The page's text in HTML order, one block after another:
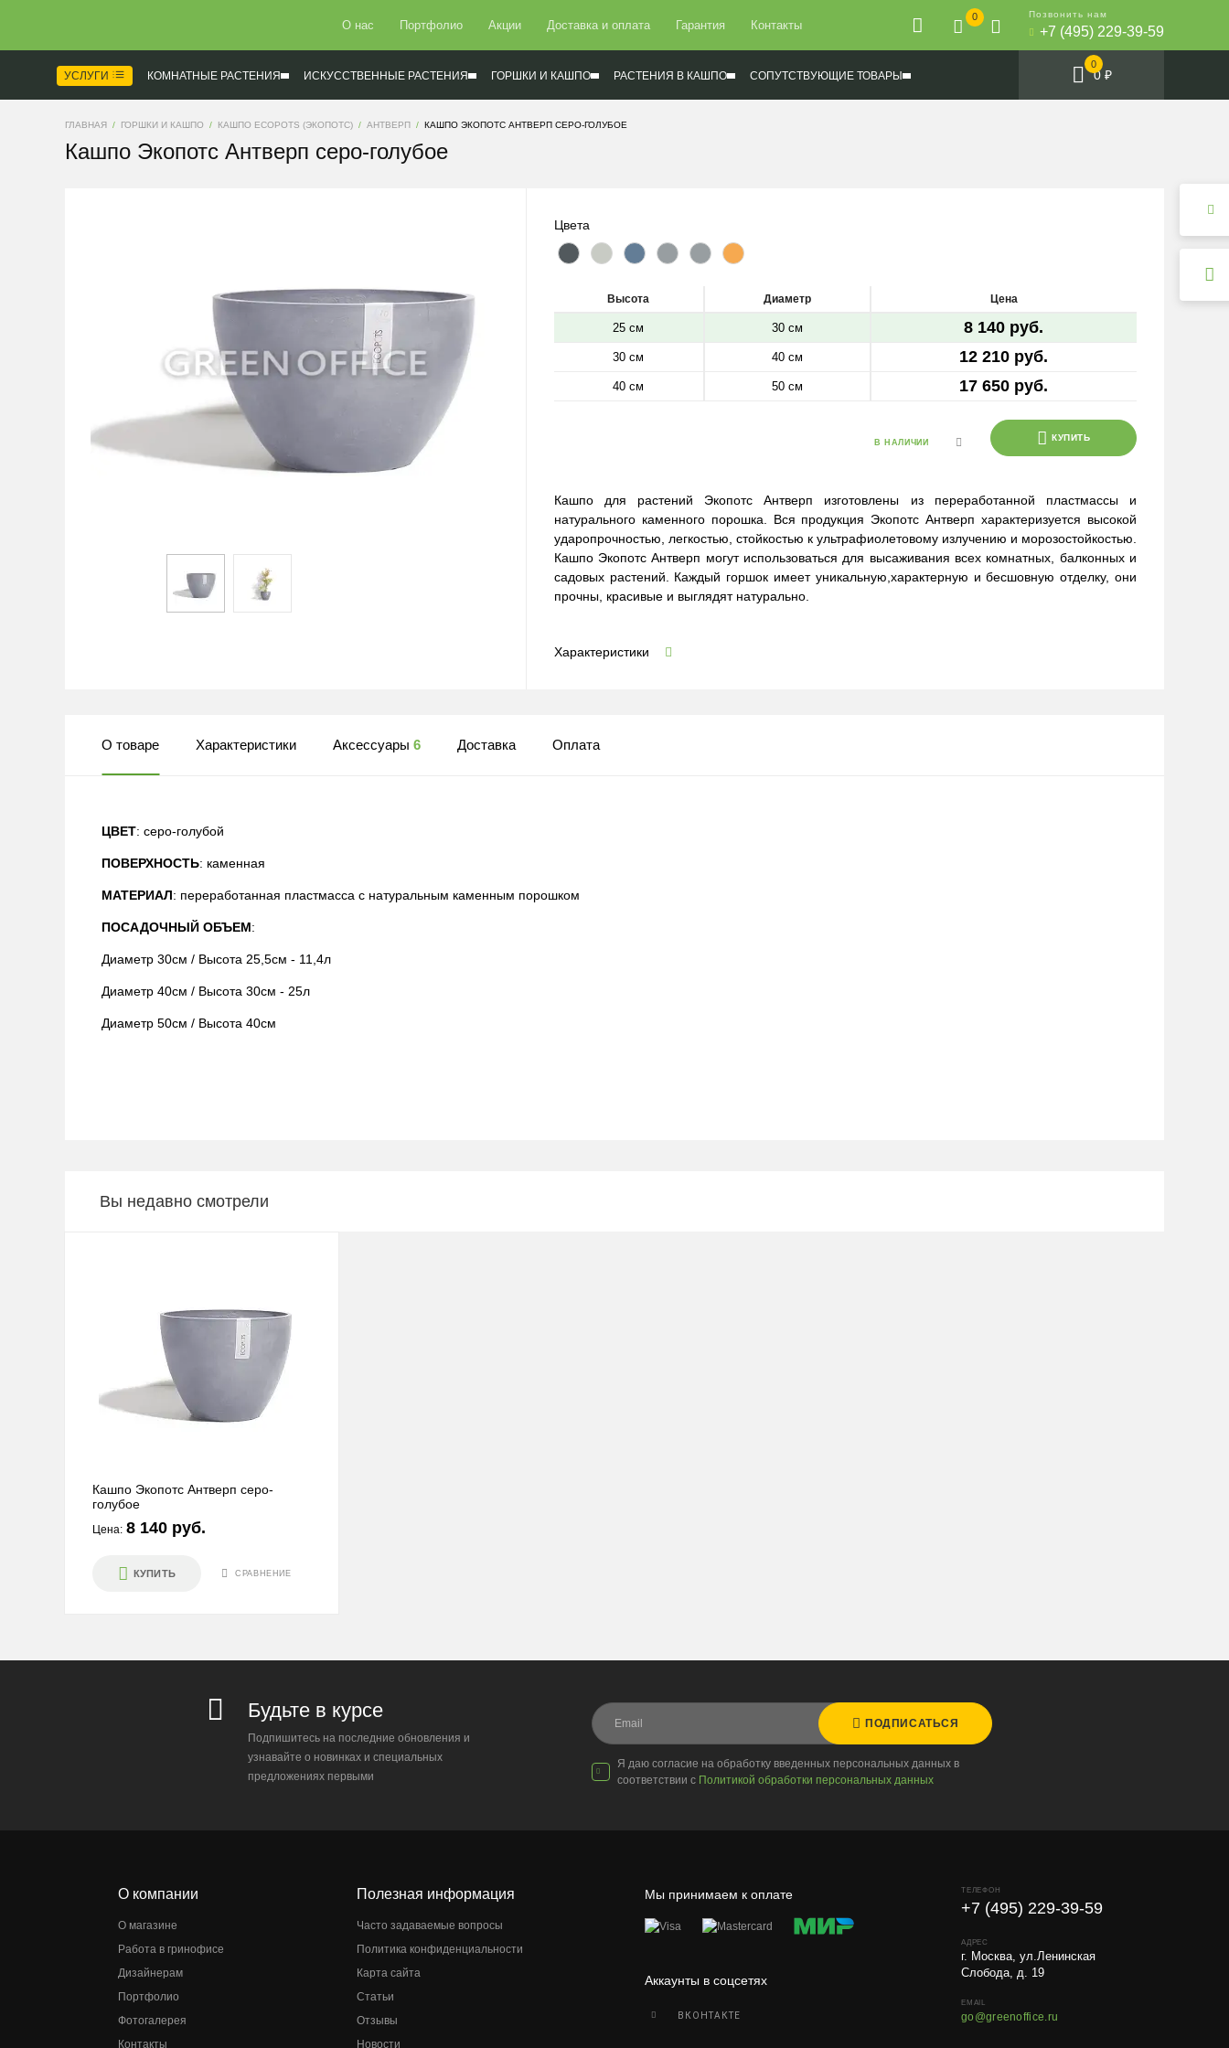
О нас Портфолио Акции Доставка и оплата Гарантия Контакты
0 Позвонить нам
+7 (495) 229-39-59
УСЛУГИ КОМНАТНЫЕ РАСТЕНИЯ ИСКУССТВЕННЫЕ РАСТЕНИЯ ГОРШКИ И КАШПО РАСТЕНИЯ В КАШПО СОПУТСТВУЮЩИЕ ТОВАРЫ
0
0 ₽
ГЛАВНАЯ ГОРШКИ И КАШПО КАШПО ECOPOTS (ЭКОПОТС) АНТВЕРП КАШПО ЭКОПОТС АНТВЕРП СЕРО-ГОЛУБОЕ
Кашпо Экопотс Антверп серо-голубое
Цвета
Высота Диаметр Цена
25 см 30 см 8 140 руб.
30 см 40 см 12 210 руб.
40 см 50 см 17 650 руб.
В НАЛИЧИИ КУПИТЬ
Кашпо для растений Экопотс Антверп изготовлены из переработанной пластмассы и
натурального каменного порошка. Вся продукция Экопотс Антверп характеризуется высокой
ударопрочностью, легкостью, стойкостью к ультрафиолетовому излучению и морозостойкостью.
Кашпо Экопотс Антверп могут использоваться для высаживания всех комнатных, балконных и
садовых растений. Каждый горшок имеет уникальную,характерную и бесшовную отделку, они
прочны, красивые и выглядят натурально.
Характеристики
О товаре Характеристики Аксессуары 6 Доставка Оплата
ЦВЕТ: серо-голубой
ПОВЕРХНОСТЬ: каменная
МАТЕРИАЛ: переработанная пластмасса с натуральным каменным порошком
ПОСАДОЧНЫЙ ОБЪЕМ:
Диаметр 30см / Высота 25,5см - 11,4л
Диаметр 40см / Высота 30см - 25л
Диаметр 50см / Высота 40см
Вы недавно смотрели
Кашпо Экопотс Антверп серо-
голубое
Цена: 8 140 руб.
КУПИТЬ СРАВНЕНИЕ
Будьте в курсе
Подпишитесь на последние обновления и
узнавайте о новинках и специальных
предложениях первыми
ПОДПИСАТЬСЯ
Я даю согласие на обработку введенных персональных данных в
соответствии с Политикой обработки персональных данных
О компании
О магазине
Работа в гринофисе
Дизайнерам
Портфолио
Фотогалерея
Контакты
Полезная информация
Часто задаваемые вопросы
Политика конфиденциальности
Карта сайта
Статьи
Отзывы
Новости
Мы принимаем к оплате
Аккаунты в соцсетях
ВКОНТАКТЕ
ТЕЛЕФОН
+7 (495) 229-39-59
АДРЕС
г. Москва, ул.Ленинская
Слобода, д. 19
EMAIL
go@greenoffice.ru